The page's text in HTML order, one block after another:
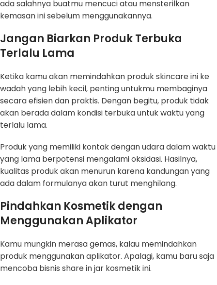
ada salahnya buatmu mencuci atau mensterilkan
kemasan ini sebelum menggunakannya.
Jangan Biarkan Produk Terbuka
Terlalu Lama
Ketika kamu akan memindahkan produk skincare ini ke
wadah yang lebih kecil, penting untukmu membaginya
secara efisien dan praktis. Dengan begitu, produk tidak
akan berada dalam kondisi terbuka untuk waktu yang
terlalu lama.
Produk yang memiliki kontak dengan udara dalam waktu
yang lama berpotensi mengalami oksidasi. Hasilnya,
kualitas produk akan menurun karena kandungan yang
ada dalam formulanya akan turut menghilang.
Pindahkan Kosmetik dengan
Menggunakan Aplikator
Kamu mungkin merasa gemas, kalau memindahkan
produk menggunakan aplikator. Apalagi, kamu baru saja
mencoba bisnis share in jar kosmetik ini.